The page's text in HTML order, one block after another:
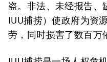
盗。非法、未经报告、
IUU捕捞）使政府为资
劳，同时损害了数百万